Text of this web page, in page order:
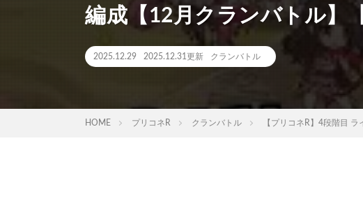
編成【12月クランバトル】
2025.12.29 2025.12.31更新 クランバトル
HOME プリコネR クランバトル 【プリコネR】4段階目